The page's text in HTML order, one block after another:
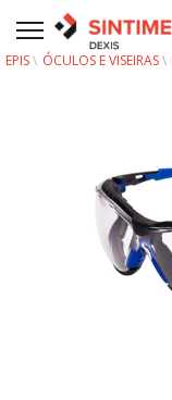
EPIS ÓCULOS E VISEIRAS